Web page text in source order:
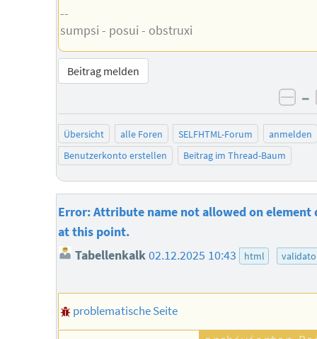
--
sumpsi - posui - obstruxi
Beitrag melden
–
Übersicht alle Foren SELFHTML-Forum
anmelden
Benutzerkonto erstellen
Beitrag im Thread-Baum
Error: Attribute name not allowed on element
at this point.
Tabellenkalk02.12.2025 10:43 html
problematische Seite